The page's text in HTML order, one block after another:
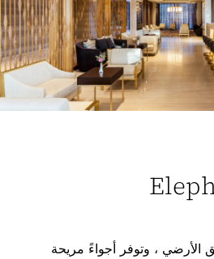
الأرضي ، وتوفر أجواءً مريحة